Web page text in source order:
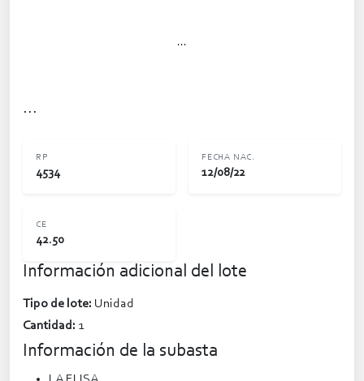
...
...
RP
4534
FECHA NAC.
12/08/22
CE
42.50
Información adicional del lote
Tipo de lote: Unidad
Cantidad: 1
Información de la subasta